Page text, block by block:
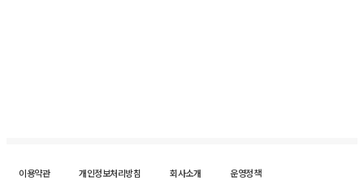
이용약관 개인정보처리방침 회사소개
운영정책